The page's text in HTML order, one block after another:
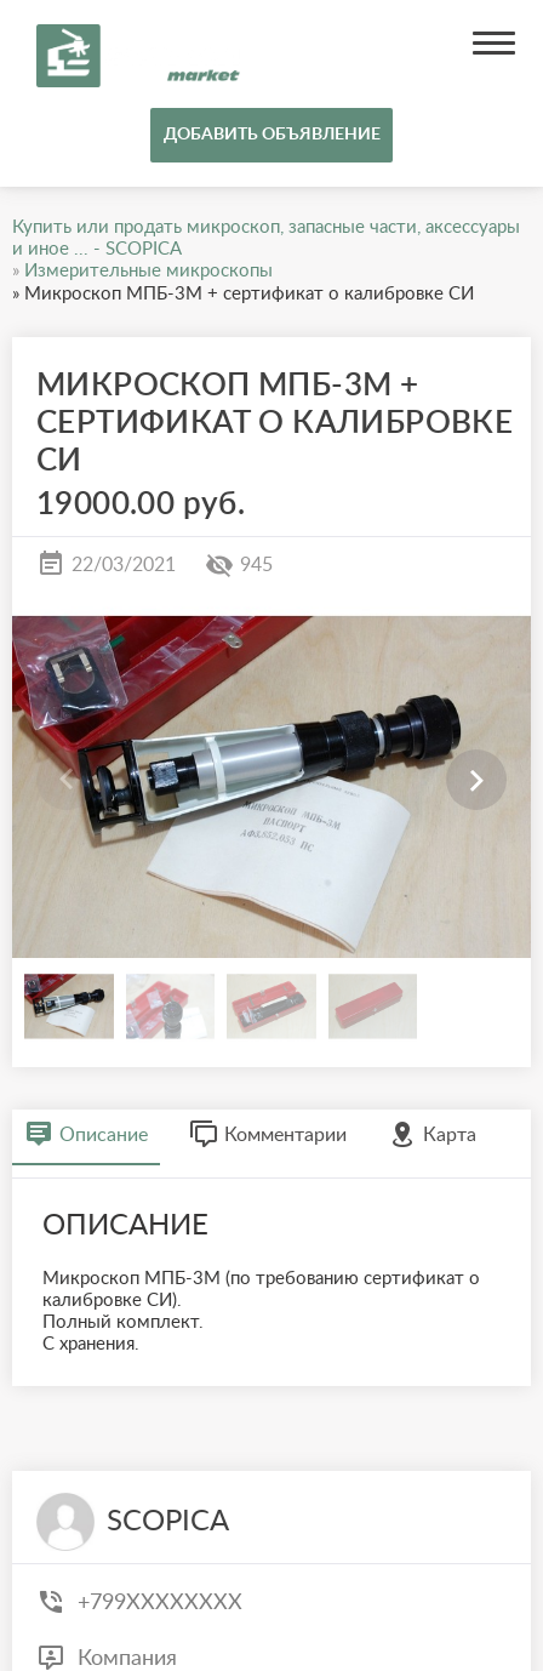
ДОБАВИТЬ ОБЪЯВЛЕНИЕ
Купить или продать микроскоп, запасные части, аксессуары
и иное ... - SCOPICA
» Измерительные микроскопы
» Микроскоп МПБ-3М + сертификат о калибровке СИ
МИКРОСКОП МПБ-3М +
СЕРТИФИКАТ О КАЛИБРОВКЕ
СИ
19000.00 руб.
22/03/2021 945
Описание Комментарии Карта
ОПИСАНИЕ
Микроскоп МПБ-3М (по требованию сертификат о
калибровке СИ).
Полный комплект.
С хранения.
SCOPICA
+799XXXXXXXX
Компания